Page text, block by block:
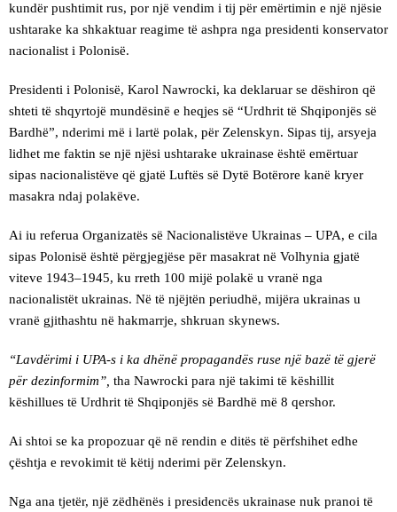
kundër pushtimit rus, por një vendim i tij për emërtimin e një njësie
ushtarake ka shkaktuar reagime të ashpra nga presidenti konservator
nacionalist i Polonisë.
Presidenti i Polonisë, Karol Nawrocki, ka deklaruar se dëshiron që
shteti të shqyrtojë mundësinë e heqjes së “Urdhrit të Shqiponjës së
Bardhë”, nderimi më i lartë polak, për Zelenskyn. Sipas tij, arsyeja
lidhet me faktin se një njësi ushtarake ukrainase është emërtuar
sipas nacionalistëve që gjatë Luftës së Dytë Botërore kanë kryer
masakra ndaj polakëve.
Ai iu referua Organizatës së Nacionalistëve Ukrainas – UPA, e cila
sipas Polonisë është përgjegjëse për masakrat në Volhynia gjatë
viteve 1943–1945, ku rreth 100 mijë polakë u vranë nga
nacionalistët ukrainas. Në të njëjtën periudhë, mijëra ukrainas u
vranë gjithashtu në hakmarrje, shkruan skynews.
“Lavdërimi i UPA-s i ka dhënë propagandës ruse një bazë të gjerë
për dezinformim”, tha Nawrocki para një takimi të këshillit
këshillues të Urdhrit të Shqiponjës së Bardhë më 8 qershor.
Ai shtoi se ka propozuar që në rendin e ditës të përfshihet edhe
çështja e revokimit të këtij nderimi për Zelenskyn.
Nga ana tjetër, një zëdhënës i presidencës ukrainase nuk pranoi të